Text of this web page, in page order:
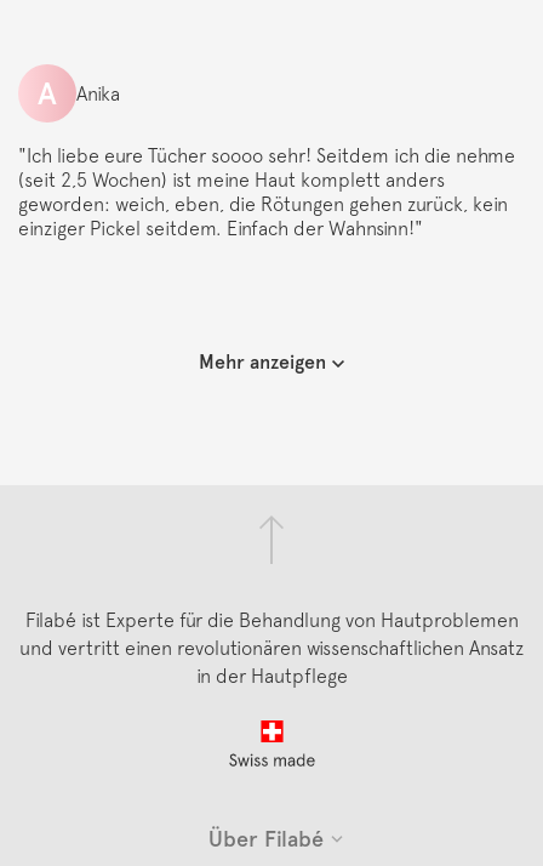
A Anika
"Ich liebe eure Tücher soooo sehr! Seitdem ich die nehme
(seit 2,5 Wochen) ist meine Haut komplett anders
geworden: weich, eben, die Rötungen gehen zurück, kein
einziger Pickel seitdem. Einfach der Wahnsinn!"
Mehr anzeigen
Filabé ist Experte für die Behandlung von Hautproblemen
und vertritt einen revolutionären wissenschaftlichen Ansatz
in der Hautpflege
Über Filabé